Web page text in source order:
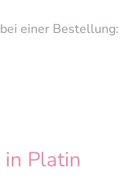
einer Bestellung:
in Platin